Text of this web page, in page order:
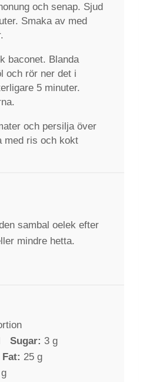
och senap. Sjud
Smaka av med
baconet. Blanda
och rör ner det i
5 minuter.
och persilja över
med ris och kokt
sambal oelek efter
mindre hetta.
Sugar: 3 g
Fat: 25 g